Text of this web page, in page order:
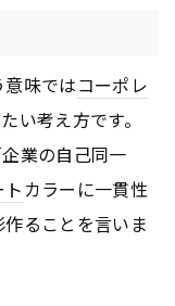
味ではコーポレ
い考え方です。
業の自己同一
カラーに一貫性
ることを言いま